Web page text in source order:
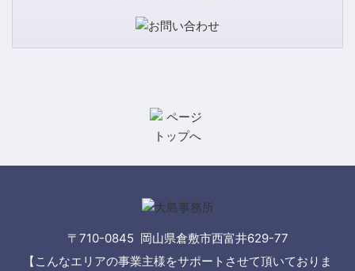
〒710-0845 岡山県倉敷市西富井629-77
【こんなエリアの事業主様をサポートさせて頂いておりま